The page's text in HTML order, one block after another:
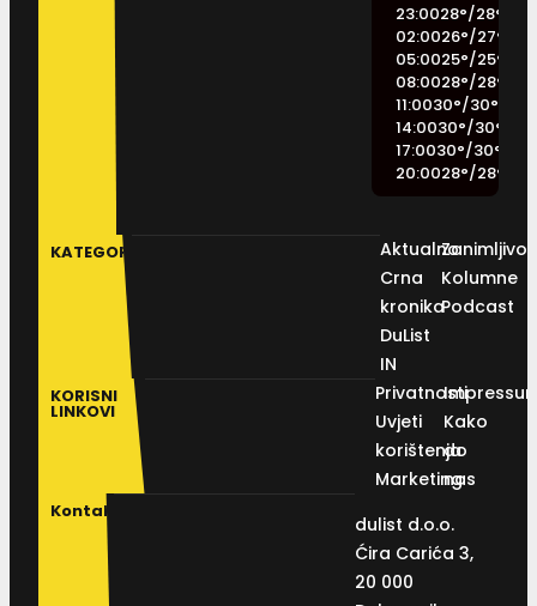
23:0028°/28°
02:0026°/27°
05:0025°/25°
08:0028°/28°
11:0030°/30°
14:0030°/30°
17:0030°/30°
20:0028°/28°
KATEGORIJE
Aktualno
Crna
kronika
DuList
IN
Kolumne
Podcast
KORISNI
LINKOVI
Privatnosti
Uvjeti
korištenja
Marketing
Kako
do
nas
Kontakt
dulist d.o.o.
Ćira Carića 3,
20 000